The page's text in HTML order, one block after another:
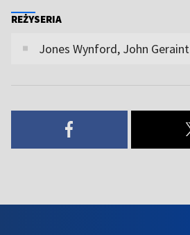
REŻYSERIA
Jones Wynford, John Geraint